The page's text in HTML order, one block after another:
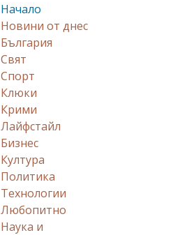
Начало
Новини от днес
България
Свят
Спорт
Клюки
Крими
Лайфстайл
Бизнес
Култура
Политика
Технологии
Любопитно
Наука и